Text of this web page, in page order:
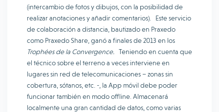
(intercambio de fotos y dibujos, con la posibilidad de
realizar anotaciones y añadir comentarios). Este servicio
de colaboración a distancia, bautizado en Praxedo
como Praxedo Share, ganó a finales de 2013 en los
Trophées de la Convergence. Teniendo en cuenta que
el técnico sobre el terreno a veces interviene en
lugares sin red de telecomunicaciones – zonas sin
cobertura, sótanos, etc. -, la App móvil debe poder
funcionar también en modo offline. Almacenará
localmente una gran cantidad de datos, como varias